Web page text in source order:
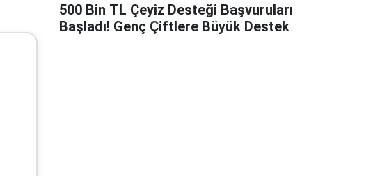
500 Bin TL Çeyiz Desteği Başvuruları
Başladı! Genç Çiftlere Büyük Destek